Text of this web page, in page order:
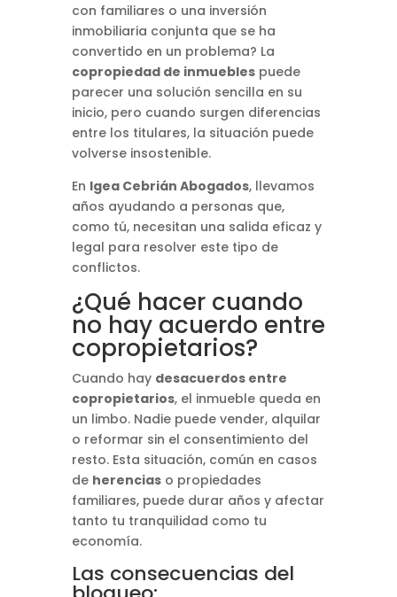
con familiares o una inversión
inmobiliaria conjunta que se ha
convertido en un problema? La
copropiedad de inmueblespuede
parecer una solución sencilla en su
inicio, pero cuando surgen diferencias
entre los titulares, la situación puede
volverse insostenible.
En Igea Cebrián Abogados, llevamos
años ayudando a personas que,
como tú, necesitan una salida eficaz y
legal para resolver este tipo de
conflictos.
¿Qué hacer cuando
no hay acuerdo entre
copropietarios?
Cuando hay desacuerdos entre
copropietarios, el inmueble queda en
un limbo. Nadie puede vender, alquilar
o reformar sin el consentimiento del
resto. Esta situación, común en casos
de herenciaso propiedades
familiares, puede durar años y afectar
tanto tu tranquilidad como tu
economía.
Las consecuencias del